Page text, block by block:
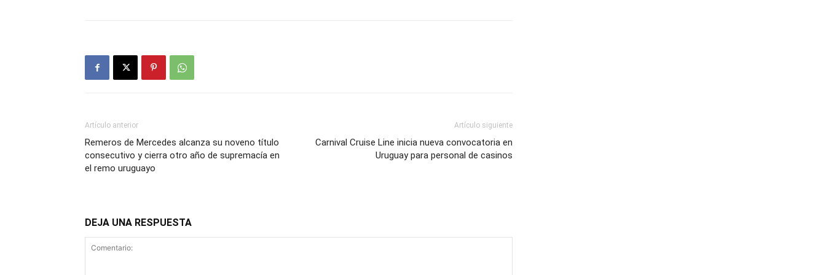
Artículo anterior
Remeros de Mercedes alcanza su noveno título
consecutivo y cierra otro año de supremacía en
el remo uruguayo
Artículo siguiente
Carnival Cruise Line inicia nueva convocatoria en
Uruguay para personal de casinos
DEJA UNA RESPUESTA